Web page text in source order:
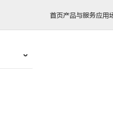
首页产品与服务应用